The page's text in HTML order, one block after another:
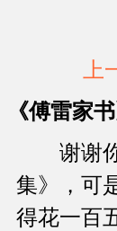
上
《傅雷家
谢谢你
集》，可
得花一百